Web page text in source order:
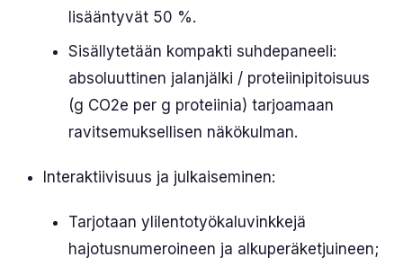
lisääntyvät 50 %.
Sisällytetään kompakti suhdepaneeli:
absoluuttinen jalanjälki / proteiinipitoisuus
(g CO2e per g proteiinia) tarjoamaan
ravitsemuksellisen näkökulman.
Interaktiivisuus ja julkaiseminen:
Tarjotaan ylilentotyökaluvinkkejä
hajotusnumeroineen ja alkuperäketjuineen;